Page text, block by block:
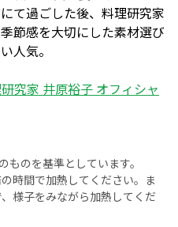
て過ごした後、料理研究家
節感を大切にした素材選び
人気。
究家 井原裕子 オフィシャ
のを基準としています。
時間で加熱してください。ま
様子をみながら加熱してくだ